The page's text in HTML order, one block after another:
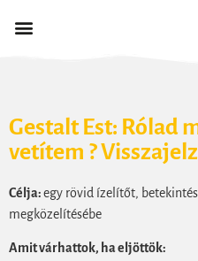
Gestalt Est: Rólad
vetítem ?
Célja:egy rövid ízelítőt,
megközelítésébe
Amit várhattok, ha eljöttök: